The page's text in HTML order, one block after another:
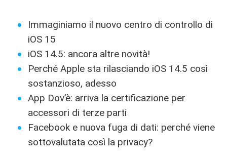
Immaginiamo il nuovo centro di controllo di
iOS 15
iOS 14.5: ancora altre novità!
Perché Apple sta rilasciando iOS 14.5 così
sostanzioso, adesso
App Dov’è: arriva la certificazione per
accessori di terze parti
Facebook e nuova fuga di dati: perché viene
sottovalutata così la privacy?